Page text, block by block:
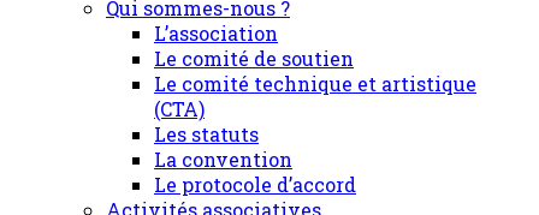
Qui sommes-nous ?
L’association
Le comité de soutien
Le comité technique et artistique
(CTA)
Les statuts
La convention
Le protocole d’accord
Activités associatives